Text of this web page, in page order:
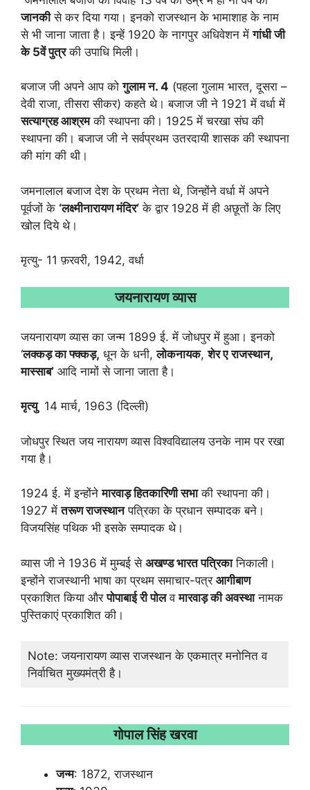
जानकीसे कर दिया गया। इनको राजस्थान के भामाशाह के नाम
से भी जाना जाता है। इन्हें 1920 के नागपुर अधिवेशन मेंगांधी जी
के 5वें पुत्रकी उपाधि मिली।
बजाज जी अपने आप कोगुलाम न. 4 (पहला गुलाम भारत, दूसरा –
देवी राजा, तीसरा सीकर) कहते थे। बजाज जी ने 1921 में वर्धा में
सत्याग्रह आश्रमकी स्थापना की। 1925 में चरखा संघ की
स्थापना की। बजाज जी ने सर्वप्रथम उतरदायी शासक की स्थापना
की मांग की थी।
जमनालाल बजाज देश के प्रथम नेता थे, जिन्होंने वर्धा में अपने
पूर्वजों के ‘लक्ष्मीनारायण मंदिर‘ के द्वार 1928 में ही अछूतों के लिए
खोल दिये थे।
मृत्यु- 11 फ़रवरी, 1942, वर्धा
जयनारायण व्यास
जयनारायण व्यास का जन्म 1899 ई. में जोधपुर में हुआ। इनको
‘लक्कड़ का फ्क्कड़, धून के धनी,लोकनायक,शेर ए राजस्थान,
मास्साब’ आदि नामों से जाना जाता है।
मृत्यु14 मार्च, 1963 (दिल्ली)
जोधपुर स्थित जय नारायण व्यास विश्वविद्यालय उनके नाम पर रखा
गया है।
1924 ई. में इन्होंनेमारवाड़ हितकारिणी सभाकी स्थापना की।
1927 मेंतरूण राजस्थानपत्रिका के प्रधान सम्पादक बने।
विजयसिंह पथिक भी इसके सम्पादक थे।
व्यास जी ने 1936 में मुम्बई से अखण्ड भारत पत्रिकानिकाली।
इन्होंने राजस्थानी भाषा का प्रथम समाचार-पत्र आगीबाण
प्रकाशित किया औरपोपाबाई री पोलवमारवाड़ की अवस्थानामक
पुस्तिकाएं प्रकाशित की।
Note: जयनारायण व्यास राजस्थान के एकमात्र मनोनित व
निर्वाचित मुख्यमंत्री है।
गोपाल सिंह खरवा
जन्म: 1872, राजस्थान